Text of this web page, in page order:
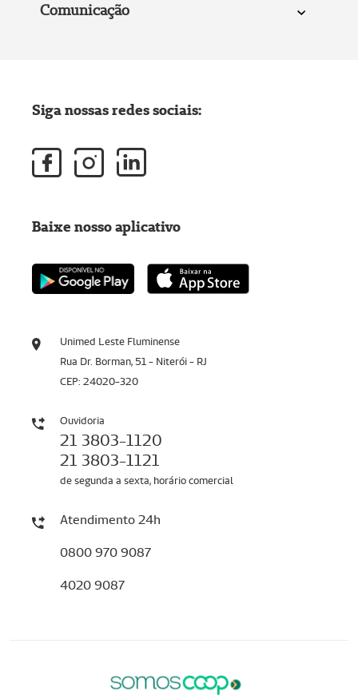
Comunicação
Unimed Leste Fluminense
Rua Dr. Borman, 51 - Niterói - RJ
CEP: 24020-320
Ouvidoria
21 3803-1120
21 3803-1121
de segunda a sexta, horário comercial
Atendimento 24h
0800 970 9087
4020 9087
Siga nossas redes sociais:
Baixe nosso aplicativo